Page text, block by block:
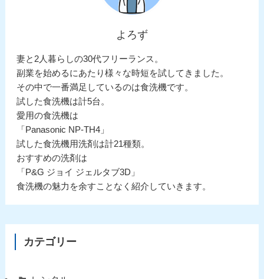
よろず
妻と2人暮らしの30代フリーランス。
副業を始めるにあたり様々な時短を試してきました。
その中で一番満足しているのは食洗機です。
試した食洗機は計5台。
愛用の食洗機は
「Panasonic NP-TH4」
試した食洗機用洗剤は計21種類。
おすすめの洗剤は
「P&G ジョイ ジェルタブ3D」
食洗機の魅力を余すことなく紹介していきます。
カテゴリー